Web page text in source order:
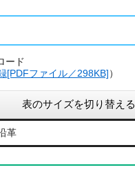
ード
[PDFファイル／298KB]）
表のサイズを切り替える
革